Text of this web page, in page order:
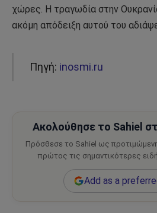
χώρες. Η τραγωδία στην
ακόμη απόδειξη αυτού του
Πηγή: inosmi.ru
Ακολούθησε το Sahiel
Πρόσθεσε το Sahiel ως
πρώτος τις σημαντικότερες
Add as a